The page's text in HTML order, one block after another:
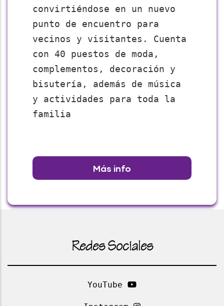
convirtiéndose en un nuevo
punto de encuentro para
vecinos y visitantes. Cuenta
con 40 puestos de moda,
complementos, decoración y
bisutería, además de música
y actividades para toda la
familia
Más info
Redes Sociales
YouTube